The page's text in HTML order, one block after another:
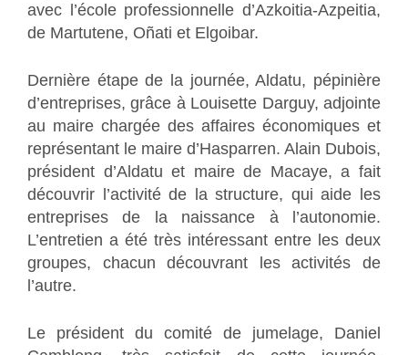
avec l’école professionnelle d’Azkoitia-Azpeitia,
de Martutene, Oñati et Elgoibar.
Dernière étape de la journée, Aldatu, pépinière
d’entreprises, grâce à Louisette Darguy, adjointe
au maire chargée des affaires économiques et
représentant le maire d’Hasparren. Alain Dubois,
président d’Aldatu et maire de Macaye, a fait
découvrir l’activité de la structure, qui aide les
entreprises de la naissance à l’autonomie.
L’entretien a été très intéressant entre les deux
groupes, chacun découvrant les activités de
l’autre.
Le président du comité de jumelage, Daniel